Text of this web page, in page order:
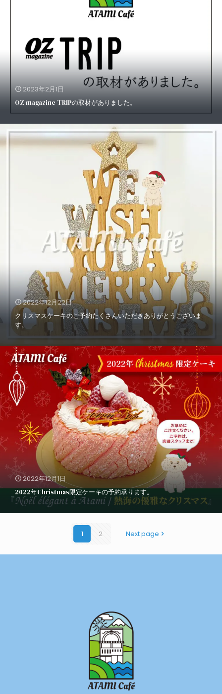
2023年2月1日
OZ magazine TRIPの取材がありました。
2022年12月22日
クリスマスケーキのご予約たくさんいただきありがとうございま
す。
2022年12月1日
2022年Christmas限定ケーキの予約承ります。
1 2 Next page